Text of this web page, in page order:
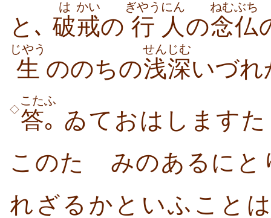
と､ 破
は
戒
かい
の 行
ぎやう
人
にん
の念仏
ねむぶち
生
じやう
ののちの浅深
せんじむ
いづ
◇答
こた
｡
ふ
ゐておはします
このたゝみのあるに
れざるかといふこと